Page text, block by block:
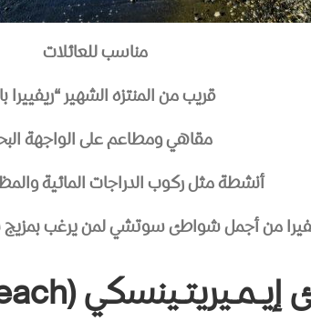
مناسب للعائلات
قريب من المنتزه الشهير “ريفييرا
مقاهي ومطاعم على الواجهة
أنشطة مثل ركوب الدراجات المائية
من أجمل شواطئ سوتشي لمن يرغب بمزيج